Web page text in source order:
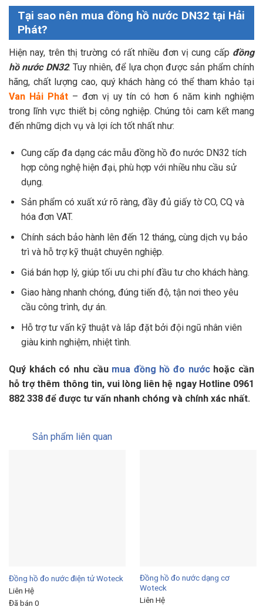
Tại sao nên mua đồng hồ nước DN32 tại Hải
Phát?
Hiện nay, trên thị trường có rất nhiều đơn vị cung cấp đồng
hồ nước DN32. Tuy nhiên, để lựa chọn được sản phẩm chính
hãng, chất lượng cao, quý khách hàng có thể tham khảo tại
Van Hải Phát– đơn vị uy tín có hơn 6 năm kinh nghiệm
trong lĩnh vực thiết bị công nghiệp. Chúng tôi cam kết mang
đến những dịch vụ và lợi ích tốt nhất như:
Cung cấp đa dạng các mẫu đồng hồ đo nước DN32 tích
hợp công nghệ hiện đại, phù hợp với nhiều nhu cầu sử
dụng.
Sản phẩm có xuất xứ rõ ràng, đầy đủ giấy tờ CO, CQ và
hóa đơn VAT.
Chính sách bảo hành lên đến 12 tháng, cùng dịch vụ bảo
trì và hỗ trợ kỹ thuật chuyên nghiệp.
Giá bán hợp lý, giúp tối ưu chi phí đầu tư cho khách hàng.
Giao hàng nhanh chóng, đúng tiến độ, tận nơi theo yêu
cầu công trình, dự án.
Hỗ trợ tư vấn kỹ thuật và lắp đặt bởi đội ngũ nhân viên
giàu kinh nghiệm, nhiệt tình.
Quý khách có nhu cầu mua đồng hồ đo nướchoặc cần
hỗ trợ thêm thông tin, vui lòng liên hệ ngay Hotline 0961
882 338 để được tư vấn nhanh chóng và chính xác nhất.
Sản phẩm liên quan
Đồng hồ đo nước điện tử Woteck
Liên Hệ
Đã bán 0
Đồng hồ đo nước dạng cơ
Woteck
Liên Hệ